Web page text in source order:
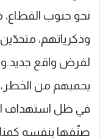
نحو جنوب
وذكرياتهم، متحدّين
لفرض واقع
يحميهم من
في ظل استهداف
صنّفها بنفسه